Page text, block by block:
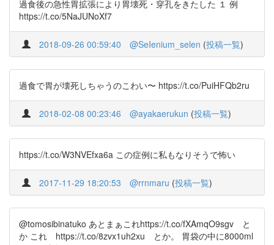
過食後の急性胃拡張により胃壊死・穿孔をきたした １ 例
https://t.co/5NaJUNoXf7
2018-09-26 00:59:40 @SeIenium_selen (投稿一覧)
過食で胃が壊死しちゃうのこわい〜 https://t.co/PuiHFQb2ru
2018-02-08 00:23:46 @ayakaerukun (投稿一覧)
https://t.co/W3NVEfxa6a この症例に私もなりそうで怖い
2017-11-29 18:20:53 @rrnmaru (投稿一覧)
@tomosibinatuko あとまぁこれhttps://t.co/fXAmqO9sgv と
か これ https://t.co/8zvx1uh2xu とか。 胃袋の中に8000ml